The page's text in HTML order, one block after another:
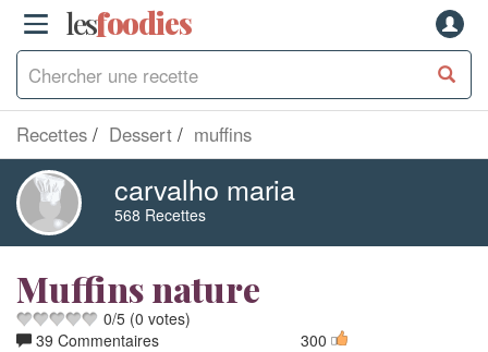
lesfoodies
Recettes Dessert muffins
carvalho maria
568 Recettes
Muffins nature
0/5 (0 votes)
39 Commentaires
300